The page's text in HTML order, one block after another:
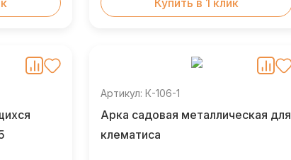
Купить в 1 клик
Артикул: К-106-1
Арка садовая металлическая для
клематиса